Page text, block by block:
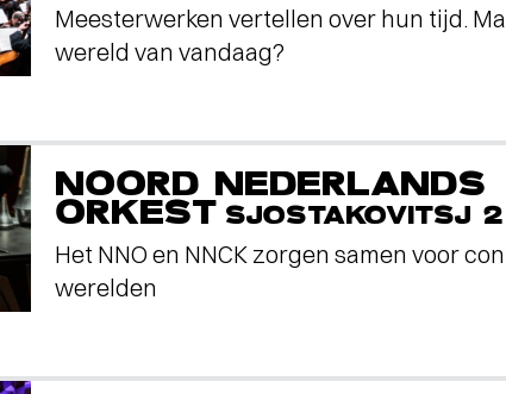
Meesterwerken vertellen over hun tijd.
wereld van vandaag?
NOORD NEDERLANDS
ORKEST SJOSTAKOVITSJ
Het NNO en NNCK zorgen samen voor
werelden